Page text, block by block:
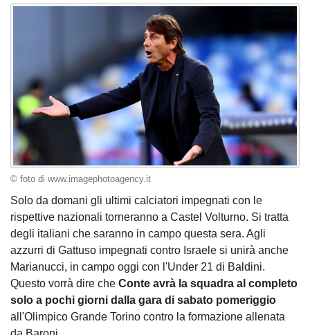
© foto di www.imagephotoagency.it
Solo da domani gli ultimi calciatori impegnati con le
rispettive nazionali torneranno a Castel Volturno. Si tratta
degli italiani che saranno in campo questa sera. Agli
azzurri di Gattuso impegnati contro Israele si unirà anche
Marianucci, in campo oggi con l'Under 21 di Baldini.
Questo vorrà dire che Conte avrà la squadra al completo
solo a pochi giorni dalla gara di sabato pomeriggio
all'Olimpico Grande Torino contro la formazione allenata